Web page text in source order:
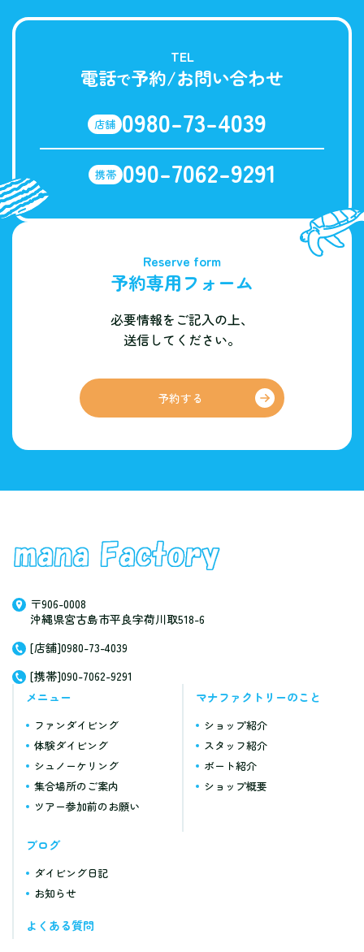
TEL
電話で予約/お問い合わせ
店舗 0980-73-4039
携帯 090-7062-9291
Reserve form
予約専用フォーム
必要情報をご記入の上、
送信してください。
予約する
〒906-0008
沖縄県宮古島市平良字荷川取518-6
[店舗]0980-73-4039
[携帯]090-7062-9291
メニュー
ファンダイビング
体験ダイビング
シュノーケリング
集合場所のご案内
ツアー参加前のお願い
マナファクトリーのこと
ショップ紹介
スタッフ紹介
ボート紹介
ショップ概要
ブログ
ダイビング日記
お知らせ
よくある質問